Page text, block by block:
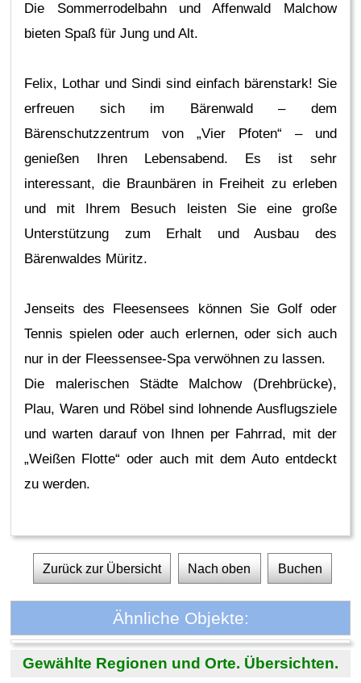
Die Sommerrodelbahn und Affenwald Malchow
bieten Spaß für Jung und Alt.
Felix, Lothar und Sindi sind einfach bärenstark! Sie
erfreuen sich im Bärenwald – dem
Bärenschutzzentrum von „Vier Pfoten“ – und
genießen Ihren Lebensabend. Es ist sehr
interessant, die Braunbären in Freiheit zu erleben
und mit Ihrem Besuch leisten Sie eine große
Unterstützung zum Erhalt und Ausbau des
Bärenwaldes Müritz.
Jenseits des Fleesensees können Sie Golf oder
Tennis spielen oder auch erlernen, oder sich auch
nur in der Fleessensee-Spa verwöhnen zu lassen.
Die malerischen Städte Malchow (Drehbrücke),
Plau, Waren und Röbel sind lohnende Ausflugsziele
und warten darauf von Ihnen per Fahrrad, mit der
„Weißen Flotte“ oder auch mit dem Auto entdeckt
zu werden.
Zurück zur Übersicht Nach oben Buchen
Ähnliche Objekte:
Gewählte Regionen und Orte. Übersichten.